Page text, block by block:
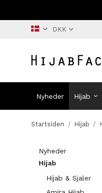
Nyheder Hijab
Startsiden / Hijab /
Nyheder
Hijab
Hijab & Sjaler